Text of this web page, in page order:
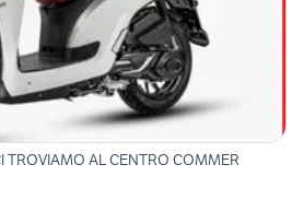
TROVIAMO AL CENTRO COMMER